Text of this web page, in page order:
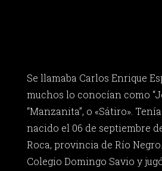
Se llamaba Carlos Enrique
muchos lo conocían como
“Manzanita”, o «Sátiro».
nacido el 06 de septiembre
Roca, provincia de Río
Colegio Domingo Savio y